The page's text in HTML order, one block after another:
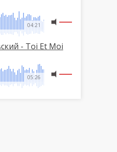
04:21
- Toi Et Moi
05:26